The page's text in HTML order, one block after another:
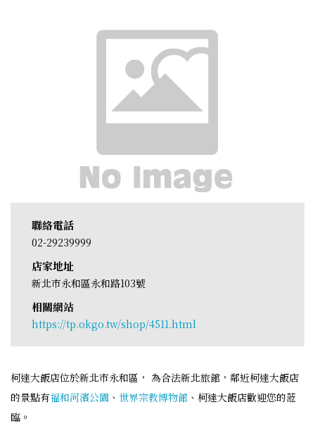
聯絡電話
02-29239999
店家地址
新北市永和區永和路103號
相關網站
https://tp.okgo.tw/shop/4511.html
柯達大飯店位於新北市永和區， 為合法新北旅館，鄰近柯達大飯店
的景點有福和河濱公園 、 世界宗教博物館 、柯達大飯店歡迎您的蒞
臨。